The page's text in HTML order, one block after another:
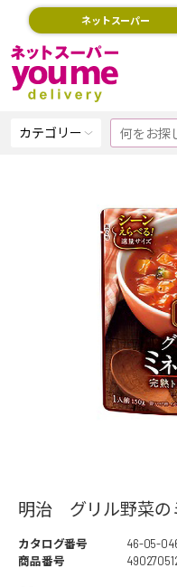
ネットスーパー
カテゴリー
明治 グリル野菜の
カタログ番号
46-05-
商品番号